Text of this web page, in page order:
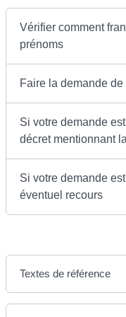
Vérifier comment
prénoms
Faire la demande
Si votre demande
décret mentionnant
Si votre demande
éventuel recours
Textes de référence